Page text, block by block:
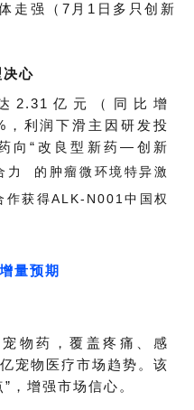
走强（7月1日多只创新
心
2.31亿元（同比增
利润下滑主因研发投
向“改良型新药—创新
力
的肿瘤微环境特异激
作获得ALK-N001中国权
量预期
物药，覆盖疼痛、感
宠物医疗市场趋势。该
，增强市场信心。